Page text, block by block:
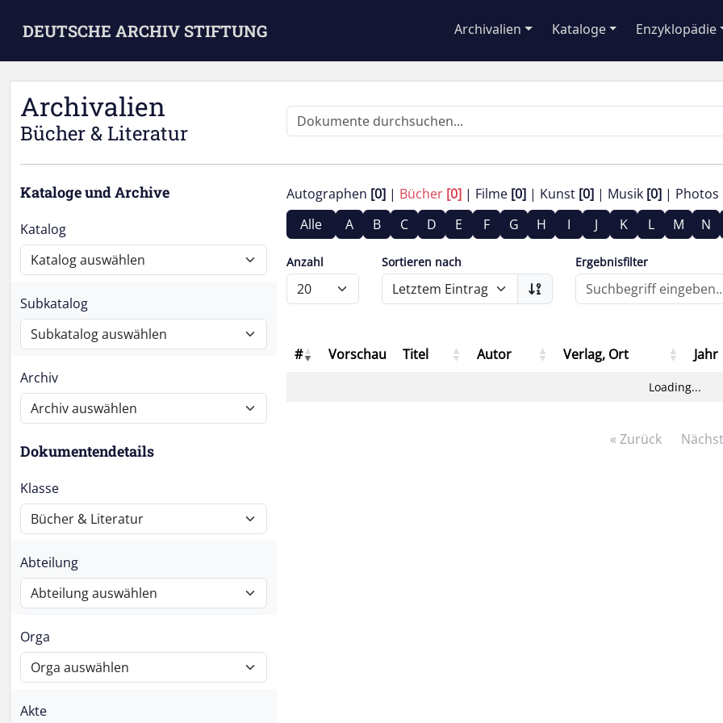
DEUTSCHE ARCHIV STIFTUNG Archivalien Kataloge Enzyklopädie
Archivalien
Bücher & Literatur
Kataloge und Archive
Katalog
Subkatalog
Archiv
Dokumentendetails
Klasse
Abteilung
Orga
Akte
Autographen [0] Bücher [0] Filme [0] Kunst [0] Musik [0] Photos
Alle
A B C D E F G H I J K L M N
Anzahl Sortieren nach Ergebnisfilter
# Vorschau Titel Autor Verlag, Ort Jahr
Loading...
« Zurück